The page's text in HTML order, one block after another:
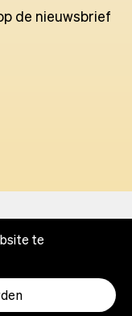
de nieuwsbrief
te